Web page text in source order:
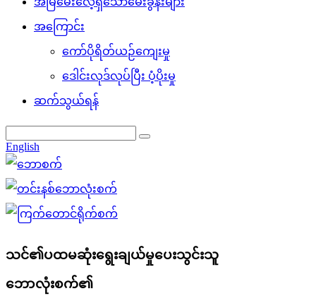
အကြောင်း
ကော်ပိုရိတ်ယဉ်ကျေးမှု
ဒေါင်းလုဒ်လုပ်ပြီး ပံ့ပိုးမှု
ဆက်သွယ်ရန်
English
သင်၏ပထမဆုံးရွေးချယ်မှုပေးသွင်းသူ
ဘောလုံးစက်၏